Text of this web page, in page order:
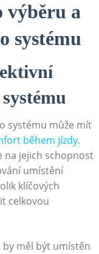
výběru a
systému
systému⁤ může mít
během jízdy.
na jejich schopnost
umístění
klíčových
⁢celkovou
by měl být umístěn